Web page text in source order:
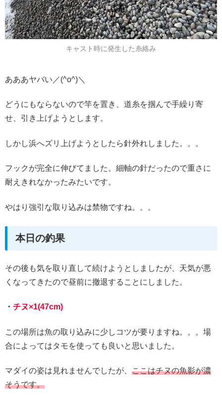
キャスト時に発生した糸絡み
あああヤバい／(^o^)＼
どうにもならないので竿を置き、道糸を掴んで手繰り寄
せ、引き上げようとします。
しかし浜へズリ上げようとしたら針外れしました。。。
フックが完全に伸びてました。細軸の針だったので重さに
耐えきれなかったみたいです。
やはり強引な取り込みは禁物ですね。。。
本日の釣果
その後も気を取り直して続けようとしましたが、天気が悪
くなってきたので昼前に撤退することにしました。
・ チヌ×1(47cm)
この場所は魚の取り込みに少しコツが要りますね。。。場
合によってはタモを使っても良いと思いました。
マダイの姿は見れませんでしたが、 ここはチヌの魚影が濃
そうです。